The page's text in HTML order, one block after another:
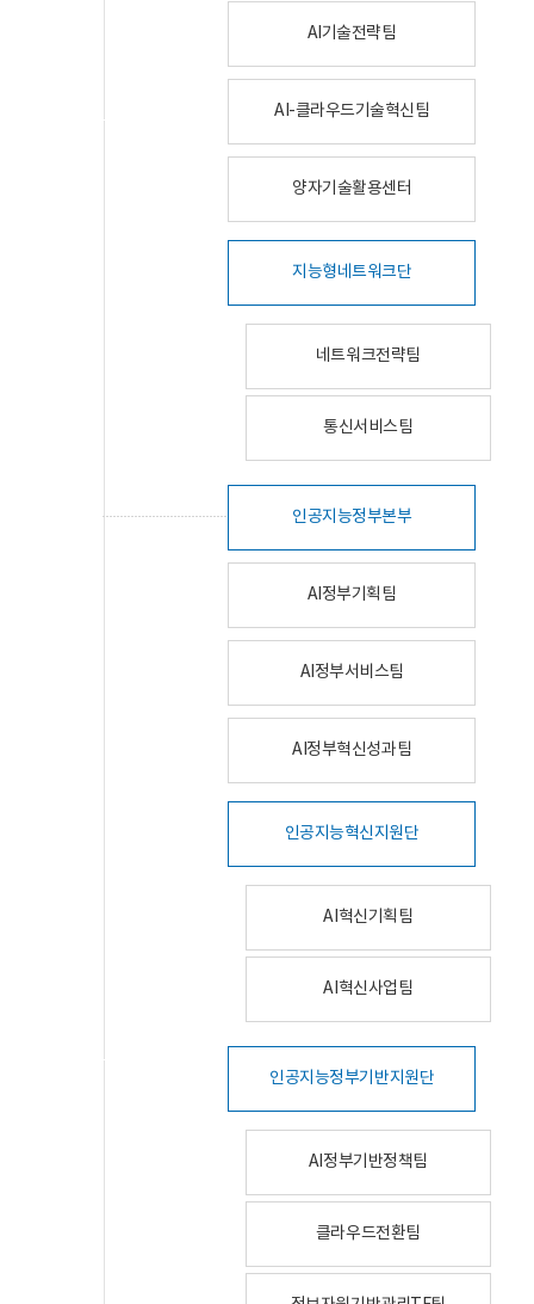
AI기술전략팀
AI-클라우드기술혁신팀
양자기술활용센터
지능형네트워크단
네트워크전략팀
통신서비스팀
인공지능정부본부
AI정부기획팀
AI정부서비스팀
AI정부혁신성과팀
인공지능혁신지원단
AI혁신기획팀
AI혁신사업팀
인공지능정부기반지원단
AI정부기반정책팀
클라우드전환팀